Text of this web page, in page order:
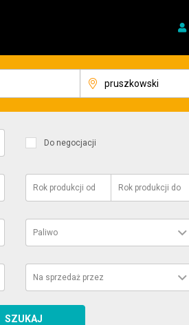
Do negocjacji
Rok produkcji od Rok produkcji do
Paliwo
Na sprzedaż przez
SZUKAJ